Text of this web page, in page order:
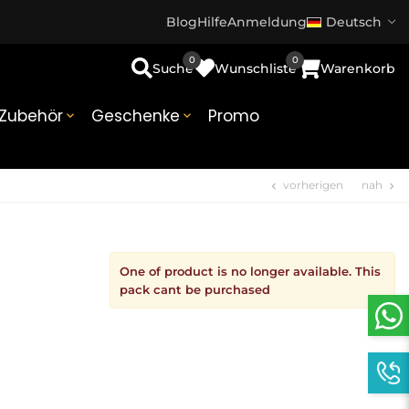
BlogHilfeAnmeldung Deutsch
Zubehör  Geschenke  Promo
Suche Wunschliste
0
Warenkorb
0
chevron_left vorherigen nah chevron_right
One of product is no longer available. This
pack cant be purchased